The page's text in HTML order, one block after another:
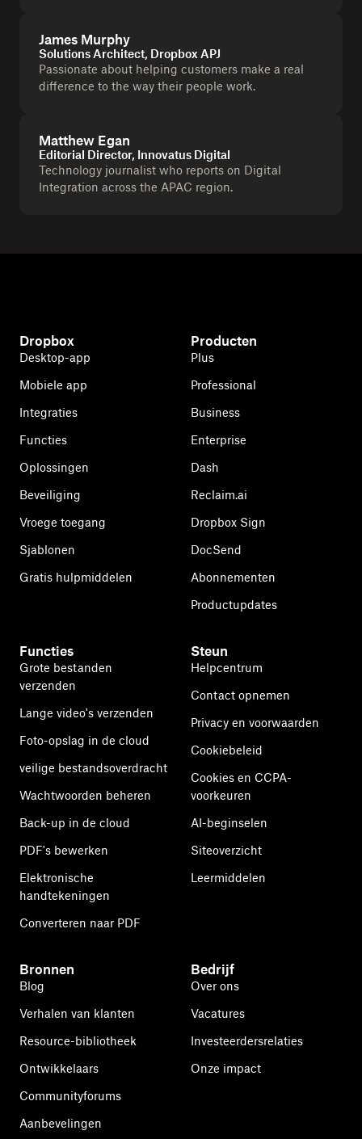
James Murphy
Solutions Architect, Dropbox APJ
Passionate about helping customers make a real
difference to the way their people work.
Matthew Egan
Editorial Director, Innovatus Digital
Technology journalist who reports on Digital
Integration across the APAC region.
Dropbox
Desktop-app
Mobiele app
Integraties
Functies
Oplossingen
Beveiliging
Vroege toegang
Sjablonen
Gratis hulpmiddelen
Producten
Plus
Professional
Business
Enterprise
Dash
Reclaim.ai
Dropbox Sign
DocSend
Abonnementen
Productupdates
Functies
Grote bestanden
verzenden
Lange video's verzenden
Foto-opslag in de cloud
veilige bestandsoverdracht
Wachtwoorden beheren
Back-up in de cloud
PDF's bewerken
Elektronische
handtekeningen
Converteren naar PDF
Steun
Helpcentrum
Contact opnemen
Privacy en voorwaarden
Cookiebeleid
Cookies en CCPA-
voorkeuren
AI-beginselen
Siteoverzicht
Leermiddelen
Bronnen
Blog
Verhalen van klanten
Resource-bibliotheek
Ontwikkelaars
Communityforums
Aanbevelingen
Bedrijf
Over ons
Vacatures
Investeerdersrelaties
Onze impact